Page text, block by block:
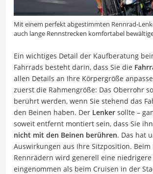
Mit einem perfekt abgestimmten Rennrad-
auch lange Rennstrecken komfortabel
Ein wichtiges Detail der Kaufberatung
Fahrrads besteht darin, dass Sie die
allen Details an Ihre Körpergröße
zuerst die Rahmengröße: Das Oberrohr
berührt werden, wenn Sie stehend das
den Beinen haben. Der Lenker sollte –
soweit entfernt montiert sein, dass Sie
nicht mit den Beinen berühren. Das hat
Auswirkungen aus Ihre Sitzposition. Beim
Rennrädern wird generell eine
eingenommen als beim Cruisen in der